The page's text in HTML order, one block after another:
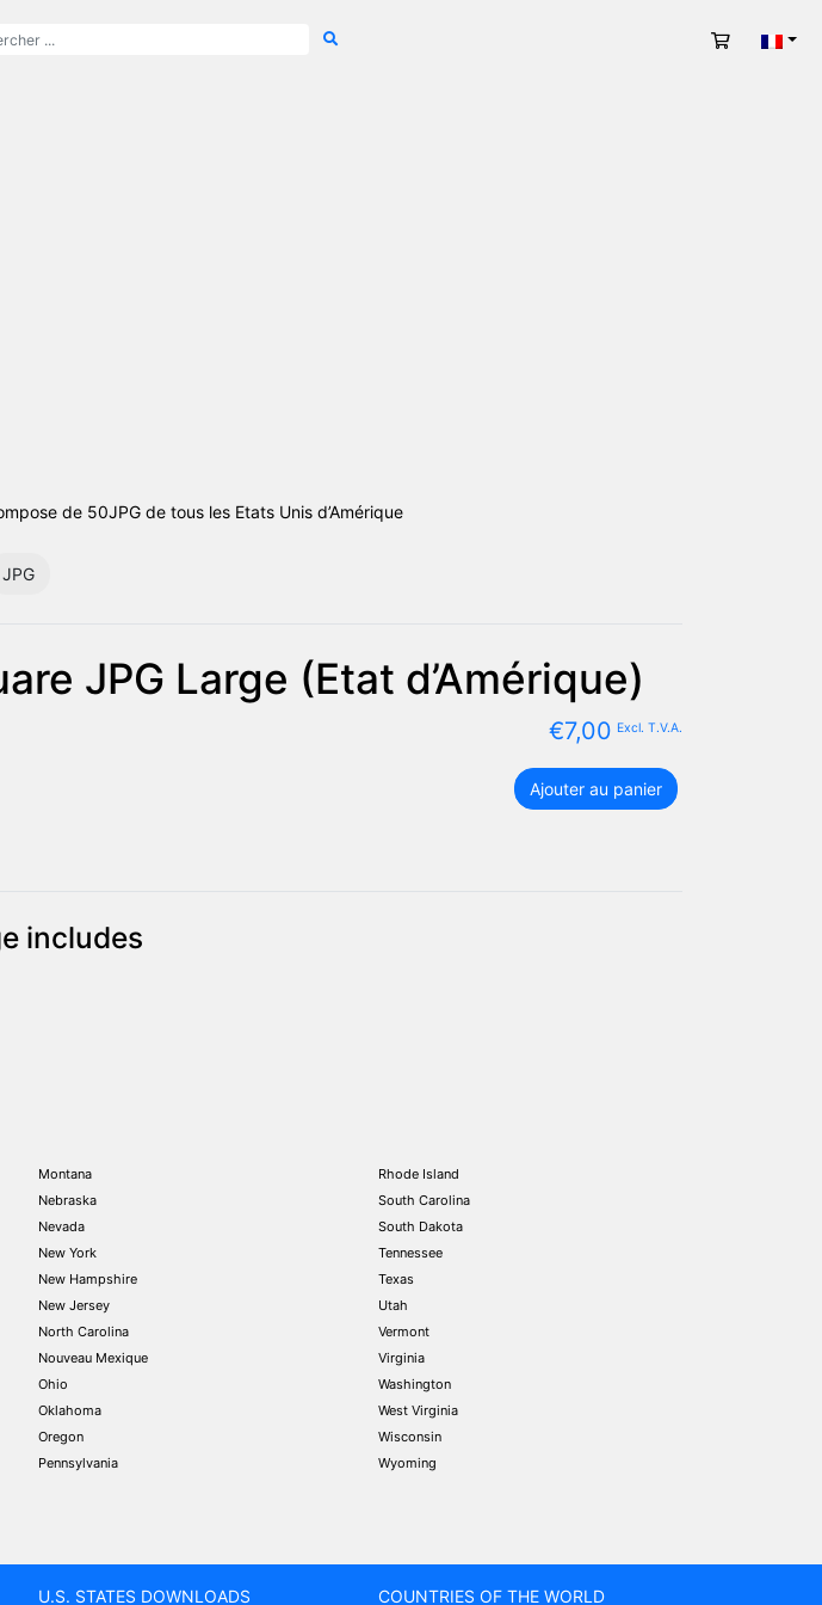
Panier
de 50JPG de tous les Etats Unis d’Amérique
JPG
JPG Large (Etat d’Amérique)
€7,00 Excl. T.V.A.
quantité
de
Ajouter au panier
includes
Montana
Nebraska
Nevada
New York
New Hampshire
New Jersey
North Carolina
Nouveau Mexique
Ohio
Oklahoma
Oregon
Pennsylvania
Rhode Island
South Carolina
South Dakota
Tennessee
Texas
Utah
Vermont
Virginia
Washington
West Virginia
Wisconsin
Wyoming
U.S. STATES DOWNLOADS COUNTRIES OF THE WORLD